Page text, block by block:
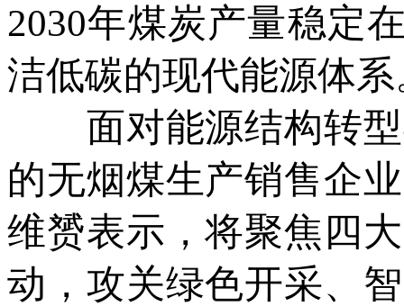
2030年煤炭产量稳定
洁低碳的现代能源体系
面对能源结构转型
的无烟煤生产销售企
维赟表示，将聚焦四
动，攻关绿色开采、